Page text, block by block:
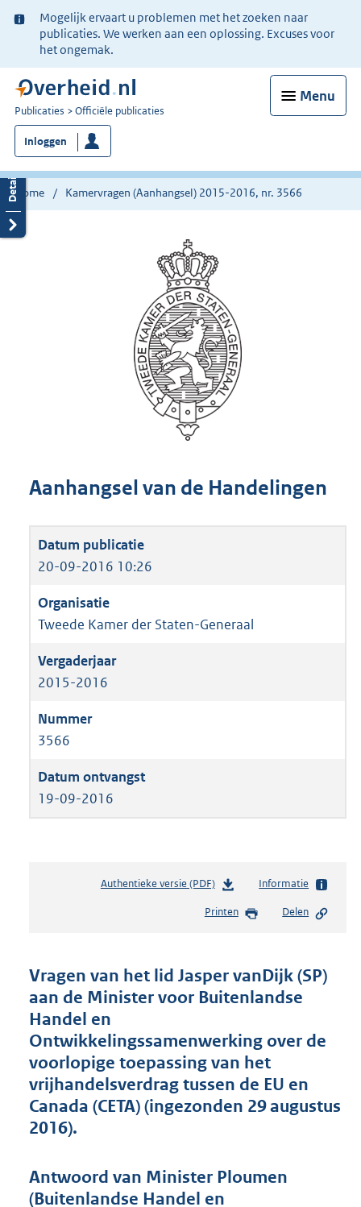
Ter
informatie:
Mogelijk ervaart u problemen met het zoeken naar
publicaties. We werken aan een oplossing. Excuses voor
het ongemak.
Menu
U
bent
nu
hier:
Publicaties Officiële publicaties
Inloggen
Home Kamervragen (Aanhangsel) 2015-2016, nr. 3566
Aanhangsel van de Handelingen
20-09-2016 10:26
Tweede Kamer der Staten-Generaal
2015-2016
3566
19-09-2016
Authentieke versie (PDF)b
s
d
s
r
o
t
t
8
Informatie
Printen Delen
Vragen van het lid Jasper vanDijk (SP)
aan de Minister voor Buitenlandse
Handel en
Ontwikkelingssamenwerking over de
voorlopige toepassing van het
vrijhandelsverdrag tussen de EU en
Canada (CETA) (ingezonden 29 augustus
2016).
Antwoord van Minister Ploumen
(Buitenlandse Handel en